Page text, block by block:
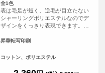
全1色
表は毛足が短く、逆毛が目立たない
シャーリングポリエステルなのでデ
ザインをくっきり表現できます。裏
ある程度の厚みが維持され、吸水性
昇華転写印刷
コットン、ポリエステル